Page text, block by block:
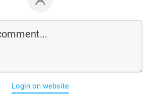
Login on website